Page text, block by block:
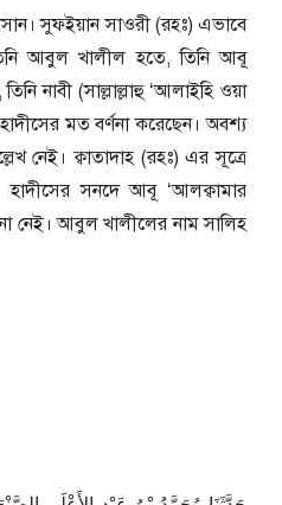
সুফইয়ান সাওরী (রহঃ) এভাবে
আবুল খালীল হতে, তিনি আবূ
নাবী (সাল্লাল্লাহু ‘আলাইহি ওয়া
মত বর্ণনা করেছেন। অবশ্য
নেই। ক্বাতাদাহ (রহঃ) এর সূত্রে
সনদে আবূ ‘আলক্বামার
নেই। আবুল খালীলের নাম সালিহ